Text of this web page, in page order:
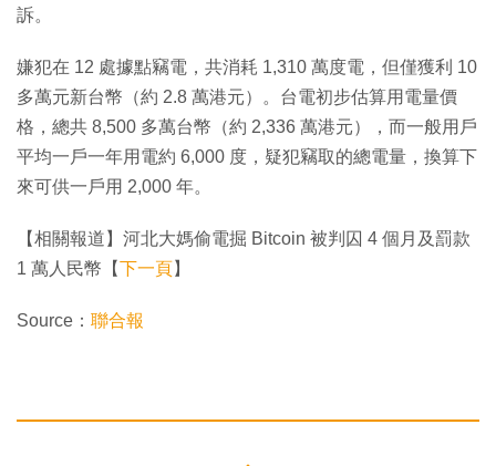
訴。
嫌犯在 12 處據點竊電，共消耗 1,310 萬度電，但僅獲利 10
多萬元新台幣（約 2.8 萬港元）。台電初步估算用電量價
格，總共 8,500 多萬台幣（約 2,336 萬港元），而一般用戶
平均一戶一年用電約 6,000 度，疑犯竊取的總電量，換算下
來可供一戶用 2,000 年。
【相關報道】河北大媽偷電掘 Bitcoin 被判囚 4 個月及罰款
1 萬人民幣【下一頁】
Source： 聯合報